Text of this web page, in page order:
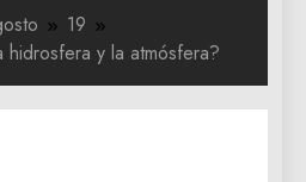
19
y la atmósfera?